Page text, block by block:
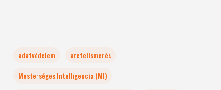
adatvédelem
arcfelismerés
Mesterséges Intelligencia (MI)